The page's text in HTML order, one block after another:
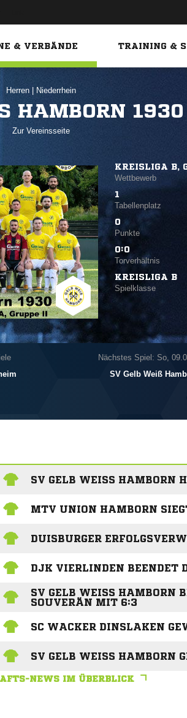
& VERBÄNDE TRAINING &
Herren Niederrhein
HAMBORN 1930
Zur Vereinsseite
KREISLIGA B,
Wettbewerb
1
Tabellenplatz
0
Punkte
0:0
Torverhältnis
KREISLIGA B
Spielklasse
Nächstes Spiel: So,
SV Gelb Weiß
SV GELB WEISS HAMBORN
MTV UNION HAMBORN
DUISBURGER
DJK VIERLINDEN BEENDET
SV GELB WEISS HAMBORN
OUVERÄN MIT 6:3
SC WACKER DINSLAKEN
SV GELB WEISS HAMBORN
NEWS IM ÜBERBLICK